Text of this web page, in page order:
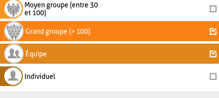
Moyen groupe (entre 30
et 100)
Grand groupe (> 100)
Équipe
Individuel